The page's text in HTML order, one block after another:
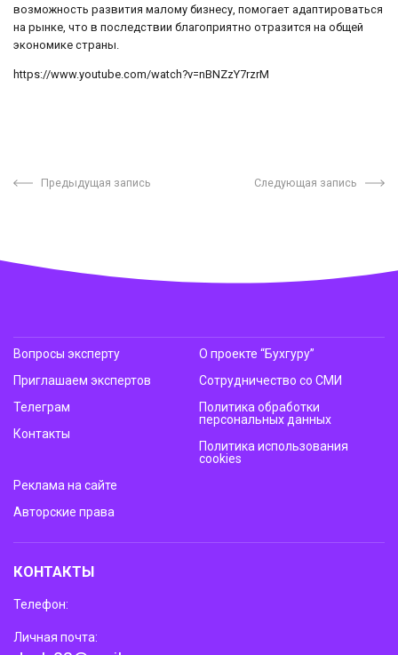
возможность развития малому бизнесу, помогает адаптироваться
на рынке, что в последствии благоприятно отразится на общей
экономике страны.
https://www.youtube.com/watch?v=nBNZzY7rzrM
Предыдущая запись Следующая запись
Вопросы эксперту
Приглашаем экспертов
Телеграм
Контакты
О проекте “Бухгуру”
Сотрудничество со СМИ
Политика обработки
персональных данных
Политика использования
cookies
Реклама на сайте
Авторские права
КОНТАКТЫ
Телефон:
Личная почта: